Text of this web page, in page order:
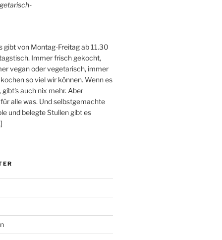
gibt von Montag-Freitag ab 11.30
Immer frisch gekocht,
vegan oder vegetarisch, immer
so viel wir können. Wenn es
auch nix mehr. Aber
alle was. Und selbstgemachte
und belegte Stullen gibt es